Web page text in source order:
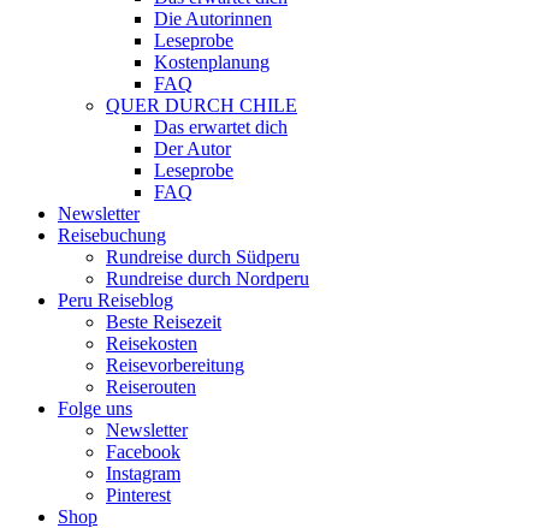
Die Autorinnen
Leseprobe
Kostenplanung
FAQ
QUER DURCH CHILE
Das erwartet dich
Der Autor
Leseprobe
FAQ
Newsletter
Reisebuchung
Rundreise durch Südperu
Rundreise durch Nordperu
Peru Reiseblog
Beste Reisezeit
Reisekosten
Reisevorbereitung
Reiserouten
Folge uns
Newsletter
Facebook
Instagram
Pinterest
Shop